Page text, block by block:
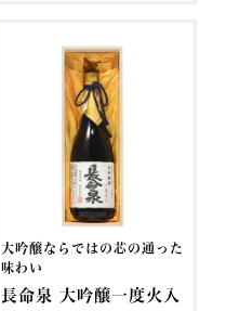
大吟醸ならではの芯の通った
味わい
長命泉 大吟醸一度火入